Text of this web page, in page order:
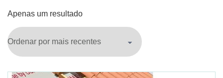
Apenas um resultado